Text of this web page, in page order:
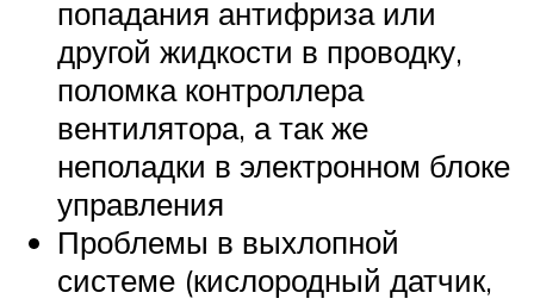
попадания антифриза или
другой жидкости в проводку,
поломка контроллера
вентилятора, а так же
неполадки в электронном блоке
управления
Проблемы в выхлопной
системе (кислородный датчик,